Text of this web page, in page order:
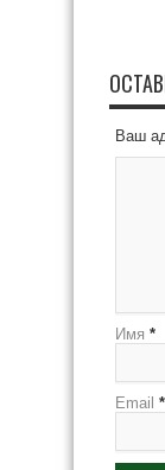
Ваш
Имя *
Email *